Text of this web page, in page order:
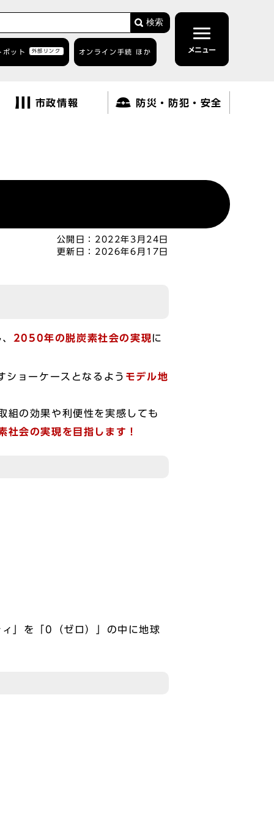
検索
ボット 外部リンク オンライン手続 ほか メニュー
市政情報 防災・防犯・安全
公開日： 2022年3月24日
更新日： 2026年6月17日
2050年の脱炭素社会の実現に
ョーケースとなるよう モデル地
の効果や利便性を実感しても
社会の実現を目指します！
」を「0（ゼロ）」の中に地球